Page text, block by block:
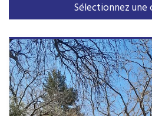
Sélectionnez une